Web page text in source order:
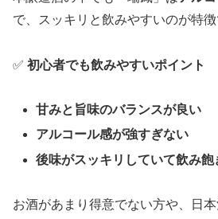
で、スッキリと飲みやすいのが特徴
✅ 初心者でも飲みやすいポイント
甘みと旨味のバランスが良い
アルコール感が強すぎない
後味がスッキリしていて飲み飽
お酒があまり得意でない方や、日